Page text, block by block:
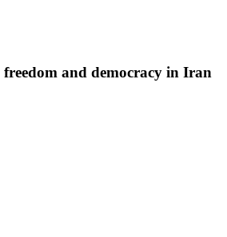
freedom and democracy in Iran